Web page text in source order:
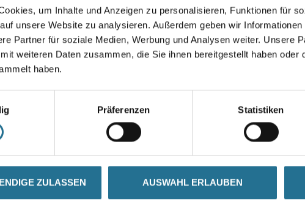
um Inhalte und Anzeigen zu personalisieren, Funktionen für
unsere Website zu analysieren. Außerdem geben wir
Partner für soziale Medien, Werbung und Analysen weiter. Unsere
weiteren Daten zusammen, die Sie ihnen bereitgestellt haben oder
haben.
Präferenzen Statistiken
ZULASSEN AUSWAHL ERLAUBEN
ZWISCHENFALL
Sie in der Zwischenzeit unseren Online-Shop und lassen